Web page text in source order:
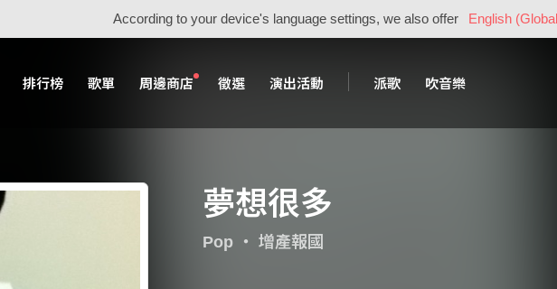
According to your device's language settings, we also offer English
排行榜 歌單 周邊商店 徵選 演出活動 派歌 吹音樂
夢想很多
Pop ・ 增產報國